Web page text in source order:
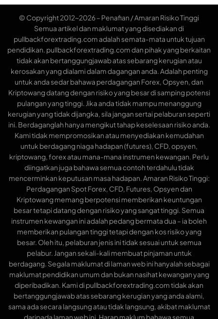
© Copyright 2012~2026 – Penafian / Amaran Risiko Tinggi
Semua artikel dan maklumat yang disediakan di
pullbackforextrading.com adalah semata-mata untuk tujuan
pendidikan. pullbackforextrading.com dan pihak yang berkaitan
tidak akan bertanggungjawab atas sebarang kerugian atau
kerosakan yang dialami dalam dagangan anda. Adalah penting
untuk anda sedar bahawa perdagangan Forex, Opsyen, dan
Kriptowang datang dengan risiko yang besar di samping potensi
pulangan yang tinggi. Jika anda tidak mampu menanggung
kerugian yang tidak dijangka, sila jangan sertai pelaburan seperti
ini. Berdaganglah hanya mengikut tahap keselesaan risiko anda.
Kami tidak mempromosikan atau menyediakan kemudahan
untuk berdagang niaga hadapan (futures), CFD, opsyen,
kriptowang, forex atau mana-mana instrumen kewangan. Perlu
diingatkan juga bahawa semua contoh terdahulu tidak
mencerminkan keputusan masa hadapan. Amaran Risiko Tinggi:
Perdagangan Spot Forex, CFD, Futures, Opsyen dan
Kriptowang memang berpotensi memberikan keuntungan
besar tetapi datang dengan risiko yang sangat tinggi. Semua
instrumen kewangan ini adalah pedang bermata dua – ia boleh
memberikan pulangan tinggi tetapi dengan kos risiko yang
besar. Oleh itu, pelaburan jenis ini tidak sesuai untuk semua
pelabur. Jangan sekali-kali membuat pinjaman untuk
berdagang. Segala maklumat di laman web ini hanyalah sebagai
maklumat pendidikan umum dan bukan nasihat kewangan yang
diperibadikan. Kami di pullbackforextrading.com tidak akan
bertanggungjawab atas sebarang kerugian yang anda alami,
sama ada secara langsung atau tidak langsung, akibat maklumat
daripada laman web ini. Harap maklum bahawa semua